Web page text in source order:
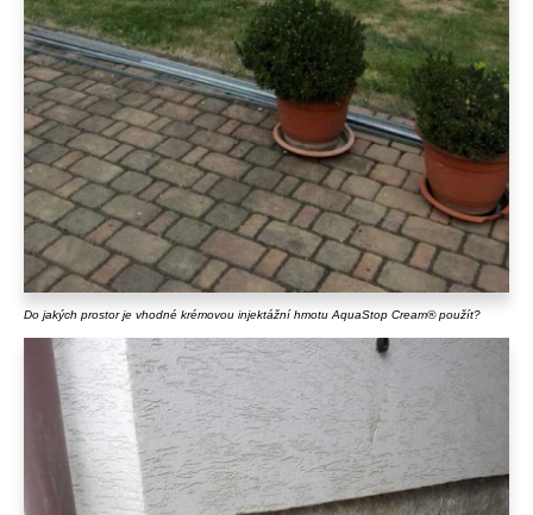
Do jakých prostor je vhodné krémovou injektážní hmotu AquaStop Cream® použít?